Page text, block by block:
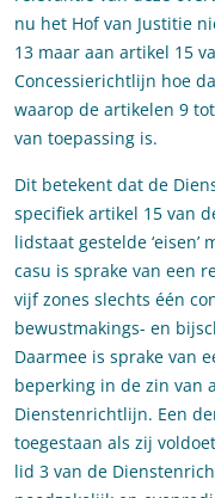
nu het Hof van Justitie
13 maar aan artikel 15
Concessierichtlijn hoe
waarop de artikelen 9
van toepassing is.
Dit betekent dat de
specifiek artikel 15 van
lidstaat gestelde
casu is sprake van een
vijf zones slechts één
bewustmakings- en
Daarmee is sprake van
beperking in de zin van
Dienstenrichtlijn. Een
toegestaan als zij
lid 3 van de